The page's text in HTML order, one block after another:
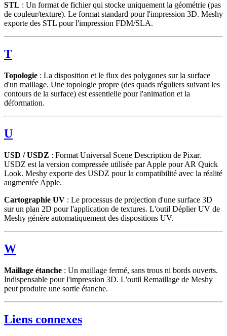
STL : Un format de fichier qui stocke uniquement la géométrie (pas
de couleur/texture). Le format standard pour l'impression 3D. Meshy
exporte des STL pour l'impression FDM/SLA.
T
Topologie : La disposition et le flux des polygones sur la surface
d'un maillage. Une topologie propre (des quads réguliers suivant les
contours de la surface) est essentielle pour l'animation et la
déformation.
U
USD / USDZ : Format Universal Scene Description de Pixar.
USDZ est la version compressée utilisée par Apple pour AR Quick
Look. Meshy exporte des USDZ pour la compatibilité avec la réalité
augmentée Apple.
Cartographie UV : Le processus de projection d'une surface 3D
sur un plan 2D pour l'application de textures. L'outil Déplier UV de
Meshy génère automatiquement des dispositions UV.
W
Maillage étanche : Un maillage fermé, sans trous ni bords ouverts.
Indispensable pour l'impression 3D. L'outil Remaillage de Meshy
peut produire une sortie étanche.
Liens connexes